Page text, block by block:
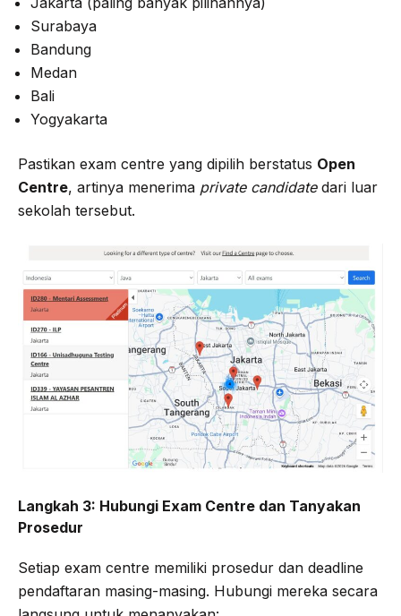
Surabaya
Bandung
Medan
Bali
Yogyakarta
Pastikan exam centre yang dipilih berstatus Open
Centre, artinya menerima private candidatedari luar
sekolah tersebut.
Langkah 3: Hubungi Exam Centre dan Tanyakan
Prosedur
Setiap exam centre memiliki prosedur dan deadline
pendaftaran masing-masing. Hubungi mereka secara